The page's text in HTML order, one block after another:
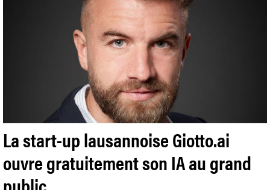
La start-up lausannoise Giotto.ai
ouvre gratuitement son IA au grand